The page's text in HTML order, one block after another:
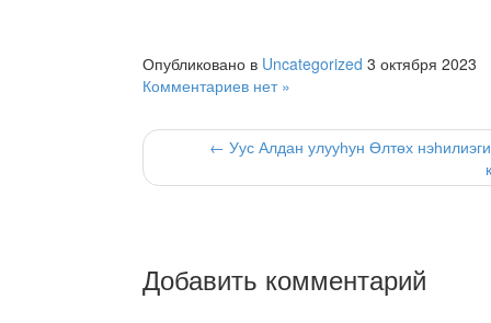
Опубликовано в Uncategorized 3 октября 2023
Комментариев нет »
← Уус Алдан улууһун Өлтөх
Добавить комментарий